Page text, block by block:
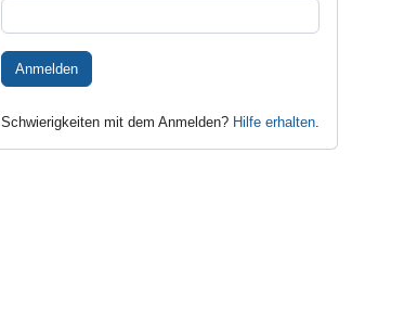
Anmelden
Schwierigkeiten mit dem Anmelden? Hilfe erhalten.